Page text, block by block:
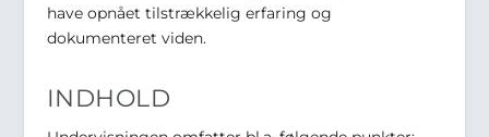
have opnået tilstrækkelig erfaring og
dokumenteret viden.
INDHOLD